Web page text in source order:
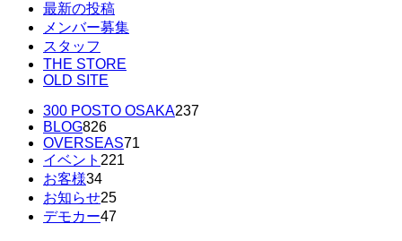
最新の投稿
メンバー募集
スタッフ
THE STORE
OLD SITE
300 POSTO OSAKA237
BLOG826
OVERSEAS71
イベント 221
お客様34
お知らせ25
デモカー47